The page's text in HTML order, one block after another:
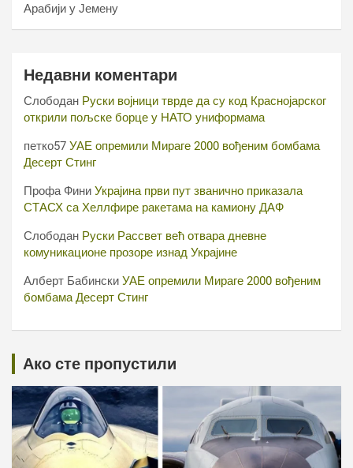
Арабији у Јемену
Недавни коментари
Слободан Руски војници тврде да су код Краснојарског
открили пољске борце у НАТО униформама
петко57 УАЕ опремили Мираге 2000 вођеним бомбама
Десерт Стинг
Профа Фини Украјина први пут званично приказала
СТАСХ са Хеллфире ракетама на камиону ДАФ
Слободан Руски Рассвет већ отвара дневне
комуникационе прозоре изнад Украјине
Алберт Бабински УАЕ опремили Мираге 2000 вођеним
бомбама Десерт Стинг
Ако сте пропустили